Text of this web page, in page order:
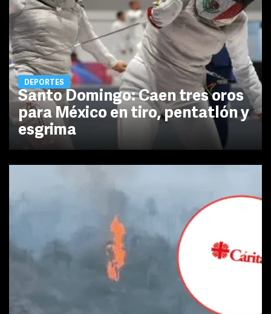
DEPORTES
Santo Domingo: Caen tres oros
para México en tiro, pentatlón y
esgrima